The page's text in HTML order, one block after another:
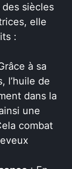
siècles
elle
:
à sa
l’huile de
dans la
une
combat